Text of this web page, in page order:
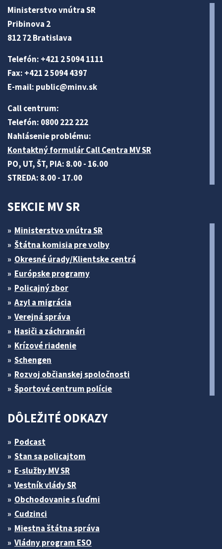
Ministerstvo vnútra SR
Pribinova 2
812 72 Bratislava
Telefón: +421 2 5094 1111
Fax: +421 2 5094 4397
E-mail: public@minv.sk
Call centrum:
Telefón: 0800 222 222
Nahlásenie problému:
Kontaktný formulár Call Centra MV SR
PO, UT, ŠT, PIA: 8.00 - 16.00
STREDA: 8.00 - 17.00
SEKCIE MV SR
Ministerstvo vnútra SR
Štátna komisia pre volby
Okresné úrady/Klientske centrá
Európske programy
Policajný zbor
Azyl a migrácia
Verejná správa
Hasiči a záchranári
Krízové riadenie
Schengen
Rozvoj občianskej spoločnosti
Športové centrum polície
DÔLEŽITÉ ODKAZY
Podcast
Stan sa policajtom
E-služby MV SR
Vestník vlády SR
Obchodovanie s ľuďmi
Cudzinci
Miestna štátna správa
Vládny program ESO